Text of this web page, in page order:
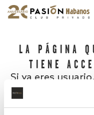
LA PÁGINA
TIENE
Si ya eres